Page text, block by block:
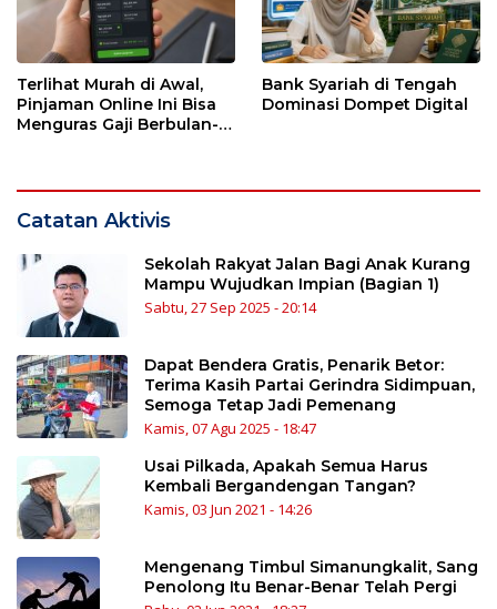
Terlihat Murah di Awal,
Pinjaman Online Ini Bisa
Menguras Gaji Berbulan-
Bank Syariah di Tengah
Dominasi Dompet Digital
Catatan Aktivis
Sekolah Rakyat Jalan Bagi Anak Kurang
Mampu Wujudkan Impian (Bagian 1)
Sabtu, 27 Sep 2025 - 20:14
Dapat Bendera Gratis, Penarik Betor:
Terima Kasih Partai Gerindra Sidimpuan,
Semoga Tetap Jadi Pemenang
Kamis, 07 Agu 2025 - 18:47
Usai Pilkada, Apakah Semua Harus
Kembali Bergandengan Tangan?
Kamis, 03 Jun 2021 - 14:26
Mengenang Timbul Simanungkalit, Sang
Penolong Itu Benar-Benar Telah Pergi